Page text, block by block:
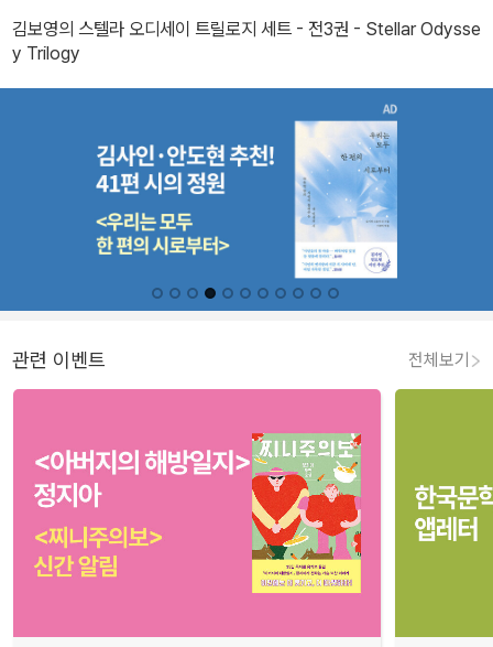
김보영의 스텔라 오디세이 트릴로지 세트 - 전3권 - Stellar Odysse
y Trilogy
관련 이벤트 전체보기